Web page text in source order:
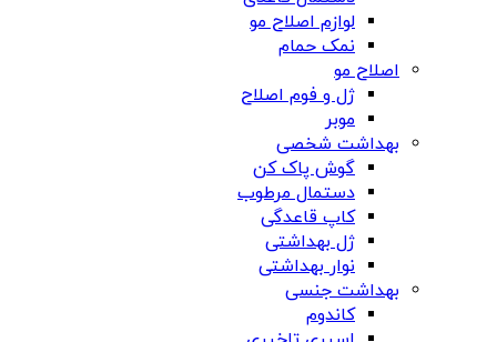
لوازم اصلاح مو
نمک حمام
اصلاح مو
ژل و فوم اصلاح
موبر
بهداشت شخصی
گوش پاک کن
دستمال مرطوب
کاپ قاعدگی
ژل بهداشتی
نوار بهداشتی
بهداشت جنسی
کاندوم